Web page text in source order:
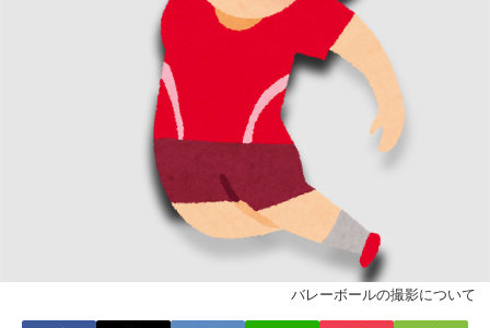
バレーボールの撮影について